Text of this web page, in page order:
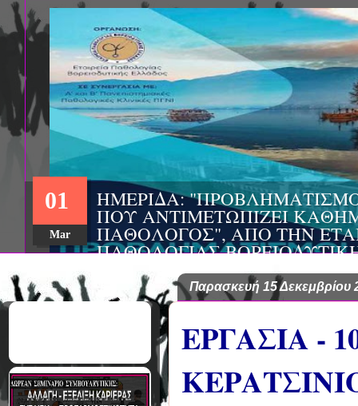
ΣΥΝΕΔΡΙΟ: «ΚΟΙΝΩΝΙΚΕΣ
ΦΡΟΝΤΙΔΑΣ», ΑΠΟ ΤΗΝ
ΨΥΧΙΑΤΡΙΚΗΣ Π.
EΥΡΩΠΑΪΚΟ ΔΙΚΤΥΟ
ΑSKLEPIOS
22
Aug
Παρασκευή 15 Δεκεμβρίου
ΕΡΓΑΣΙΑ -